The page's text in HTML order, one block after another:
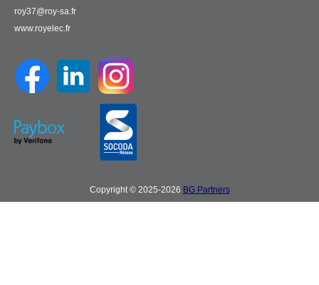
roy37@roy-sa.fr
www.royelec.fr
Copyright © 2025-2026 BG Partners